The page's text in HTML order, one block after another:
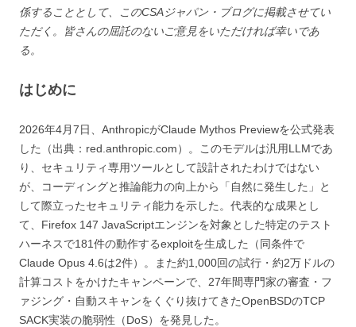
係することとして、このCSAジャパン・ブログに掲載させてい
ただく。皆さんの屈託のないご意見をいただければ幸いであ
る。
はじめに
2026年4月7日、AnthropicがClaude Mythos Previewを公式発表
した（出典：red.anthropic.com）。このモデルは汎用LLMであ
り、セキュリティ専用ツールとして設計されたわけではない
が、コーディングと推論能力の向上から「自然に発生した」と
して際立ったセキュリティ能力を示した。代表的な成果とし
て、Firefox 147 JavaScriptエンジンを対象とした特定のテスト
ハーネスで181件の動作するexploitを生成した（同条件で
Claude Opus 4.6は2件）。また約1,000回の試行・約2万ドルの
計算コストをかけたキャンペーンで、27年間専門家の審査・フ
ァジング・自動スキャンをくぐり抜けてきたOpenBSDのTCP
SACK実装の脆弱性（DoS）を発見した。